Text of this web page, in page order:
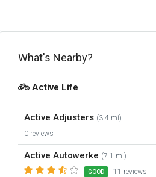
What's Nearby?
Active Life
Active Adjusters (3.4 mi)
0 reviews
Active Autowerke (7.1 mi)
GOOD 11 reviews